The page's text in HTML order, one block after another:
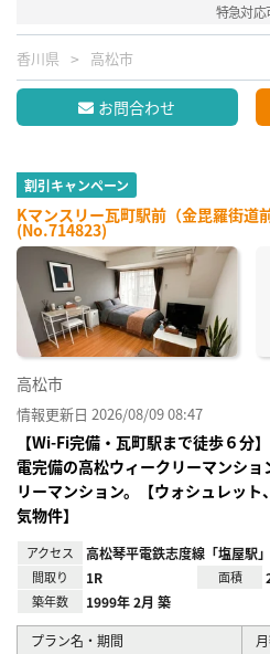
特急対応
香川県 高松市
お問合わせ
割引キャンペーン
Kマンスリー瓦町駅前（金毘羅街道
(No.714823)
高松市
情報更新日 2026/08/09 08:47
【Wi-Fi完備・瓦町駅まで徒歩６分
電完備の高松ウィークリーマンショ
リーマンション。【ウォシュレッ
気物件】
アクセス 高松琴平電鉄志度線「塩屋駅」
間取り 1R 面積
築年数 1999年 2月 築
プラン名・期間